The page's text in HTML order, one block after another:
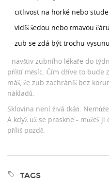
citlivost na horké nebo
vidíš šedou nebo tmavou
zub se zdá být trochu
- navštiv zubního lékaře do
příští měsíc. Čím dříve to bude
máš, že zub zachráníš bez
nákladů.
Sklovina není živá tkáň.
A když už se praskne - můžeš
příliš pozdě.
TAGS